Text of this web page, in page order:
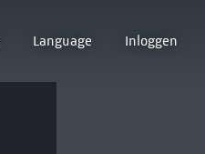
Language Inloggen